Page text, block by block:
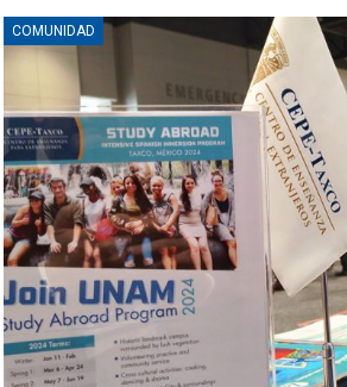
COMUNIDAD